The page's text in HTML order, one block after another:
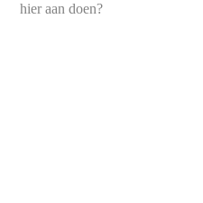
hier aan doen?